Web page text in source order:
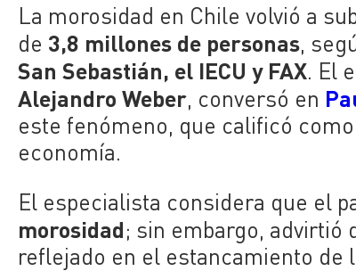
La morosidad en Chile volvió a
de 3,8 millones de personas,
San Sebastián, el IECU y FAX. El
Alejandro Weber, conversó en
este fenómeno, que calificó
economía.
El especialista considera que el
morosidad; sin embargo,
reflejado en el estancamiento de